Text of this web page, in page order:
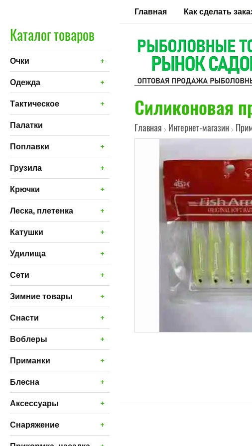
Главная Как сделать
Каталог товаров
+
Очки
+
Одежда
+
Тактическое
Палатки
+
Поплавки
+
Грузила
+
Крючки
+
Леска, плетенка
+
Катушки
+
Удилища
+
Сети
+
Зимние товары
+
Снасти
+
Воблеры
+
Приманки
+
Блесна
+
Аксессуары
+
Снаряжение
Силиконовая
Главная > Интернет-магазин >